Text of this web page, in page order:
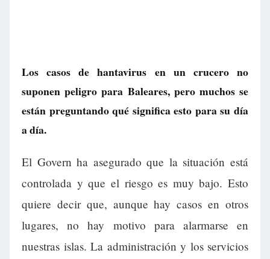
Los casos de hantavirus en un crucero no
suponen peligro para Baleares, pero muchos se
están preguntando qué significa esto para su día
a día.
El Govern ha asegurado que la situación está
controlada y que el riesgo es muy bajo. Esto
quiere decir que, aunque hay casos en otros
lugares, no hay motivo para alarmarse en
nuestras islas. La administración y los servicios